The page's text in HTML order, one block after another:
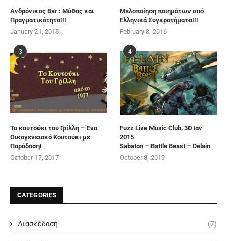
Ανδρόνικος Bar : Μύθος και
Πραγματικότητα!!!
January 21, 2015
Μελοποίηση ποιημάτων από
Ελληνικά Συγκροτήματα!!!
February 3, 2016
3
Το κουτούκι του Γρίλλη – Ένα
Οικογενειακό Κουτούκι με
Παράδοση!
October 17, 2017
4
Fuzz Live Music Club, 30 Ιαν
2015
Sabaton – Battle Beast – Delain
October 8, 2019
CATEGORIES
Διασκέδαση (7)